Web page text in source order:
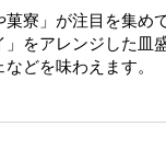
寮」が注目を集め
をアレンジした皿
どを味わえます。